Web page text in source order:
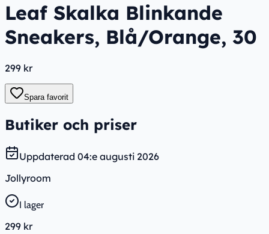
Leaf Skalka Blinkande
Sneakers, Blå/Orange, 30
299 kr
Spara favorit
Butiker och priser
Uppdaterad 04:e augusti 2026
Jollyroom
I lager
299 kr